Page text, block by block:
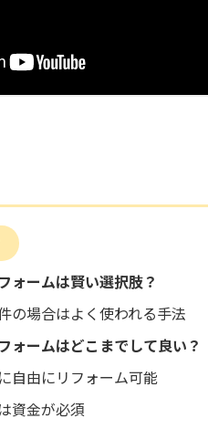
ォームは賢い選択肢？
場合はよく使われる手法
ームはどこまでして良い？
由にリフォーム可能
資金が必須